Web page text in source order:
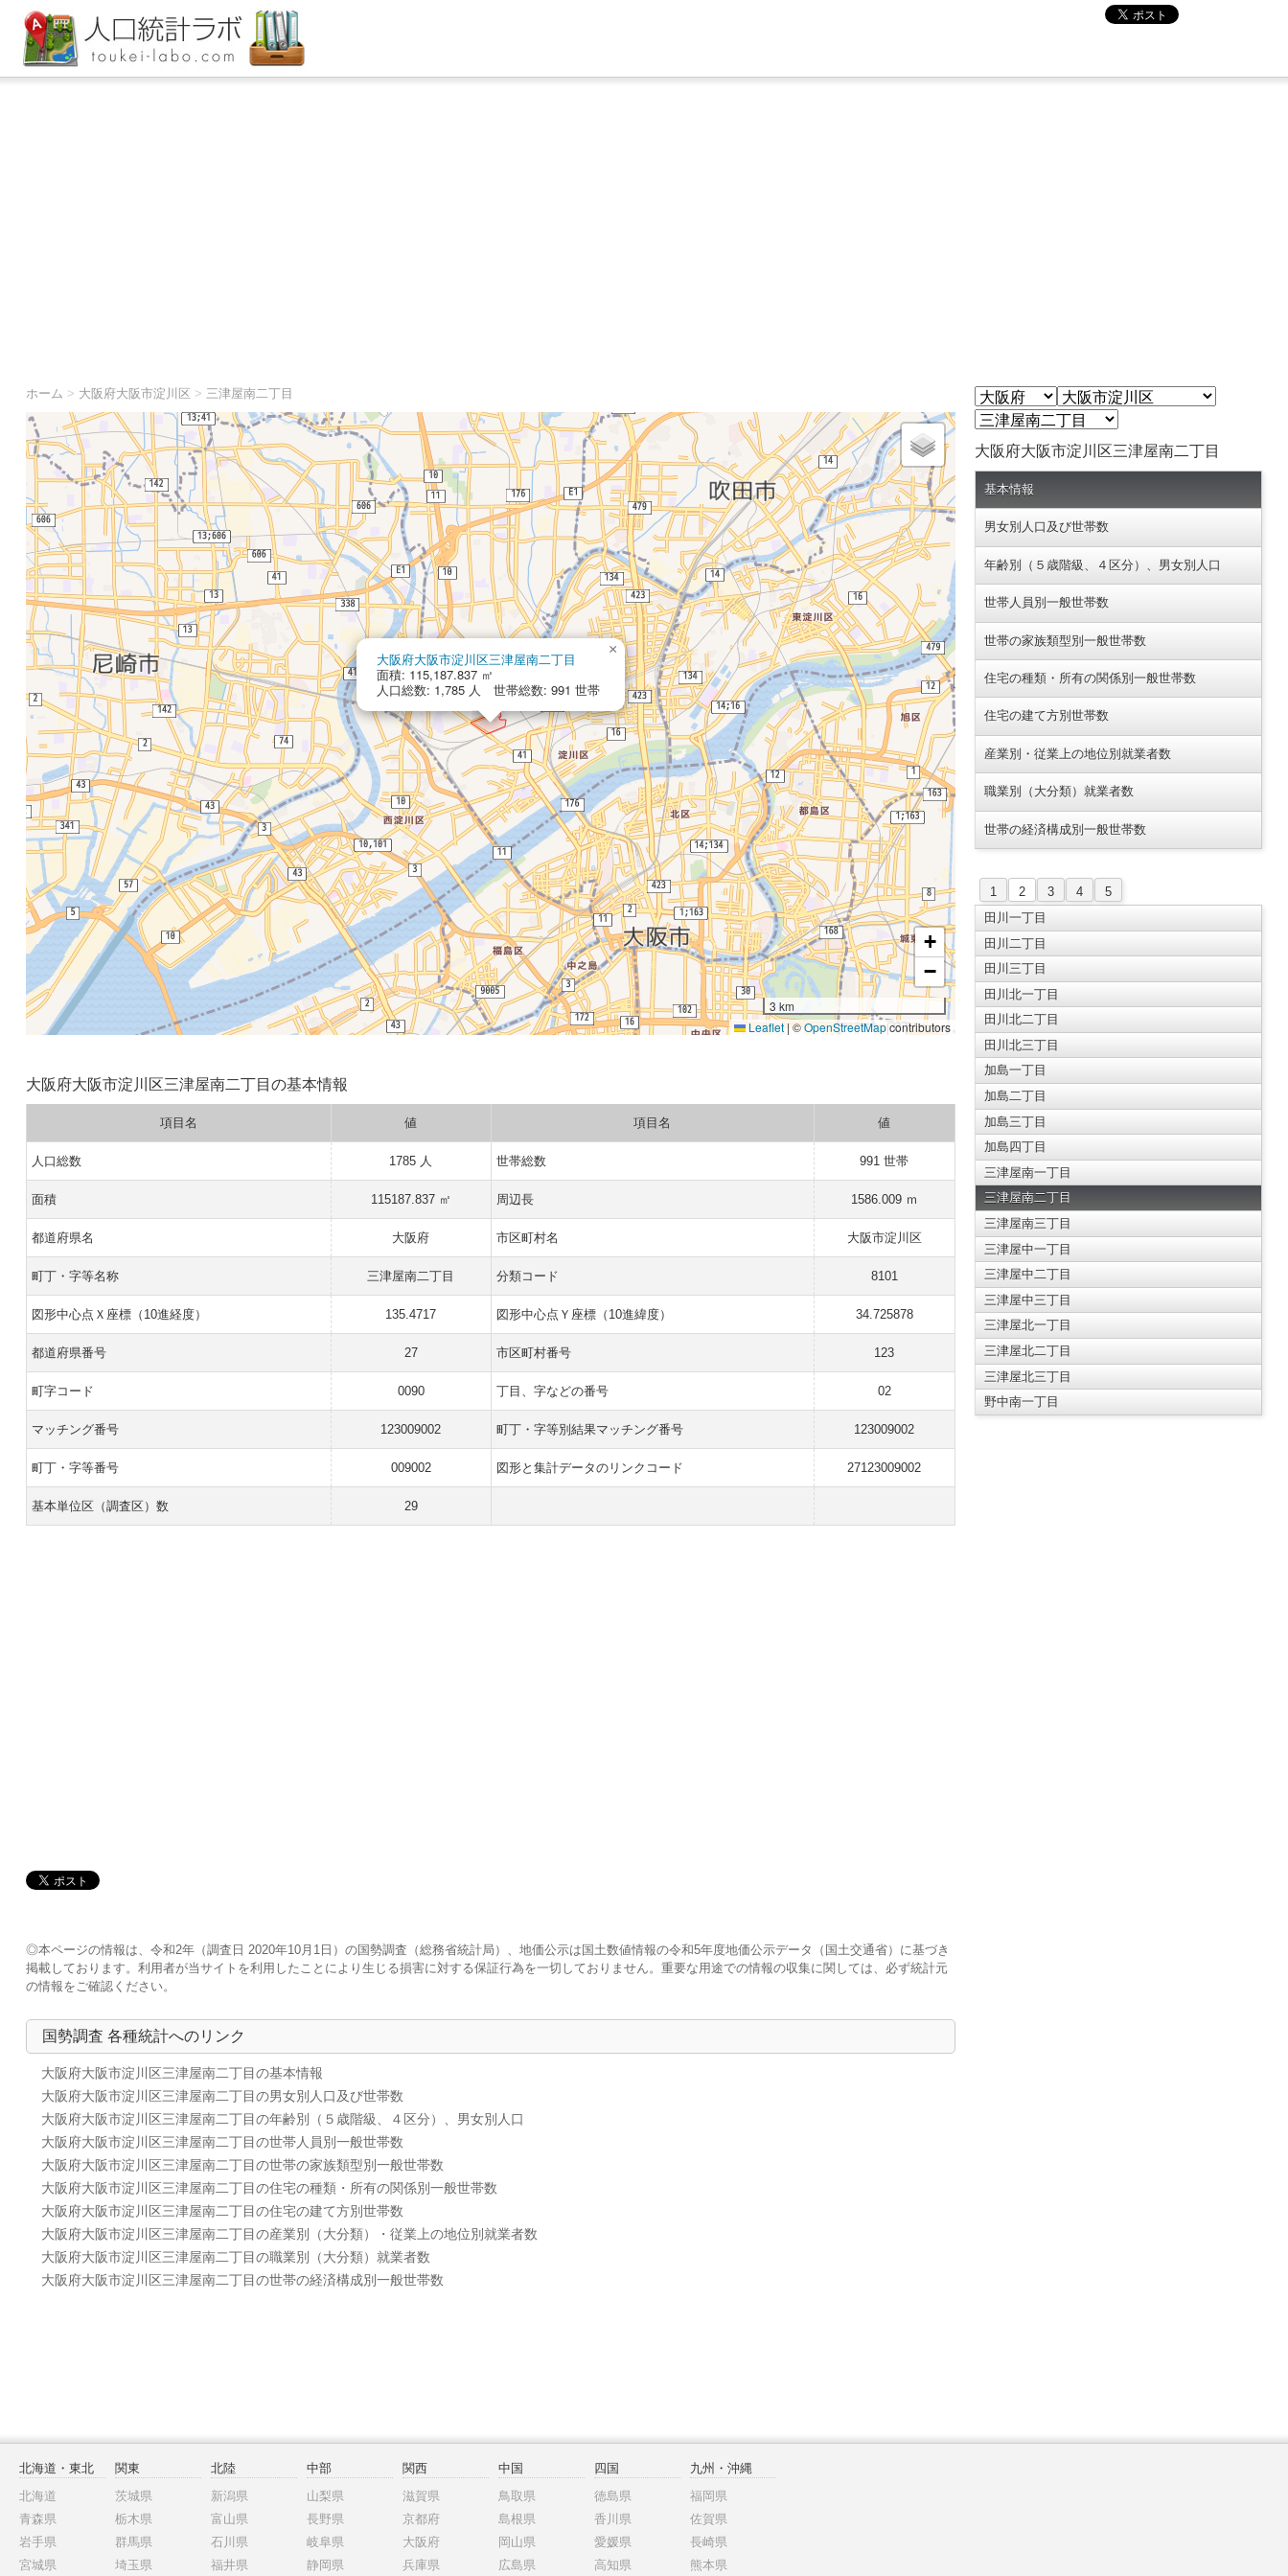
ホーム > 大阪府大阪市淀川区 > 三津屋南二丁目
大阪府大阪市淀川区三津屋南二丁目
面積: 115,187.837 ㎡
人口総数: 1,785 人 世帯総数: 991 世帯
×
+
−
3 km
Leaflet |©OpenStreetMapcontributors
大阪府大阪市淀川区三津屋南二丁目の基本情報
項目名 値 項目名 値
人口総数 1785 人 世帯総数 991 世帯
面積 115187.837 ㎡ 周辺長 1586.009 ｍ
都道府県名 大阪府 市区町村名 大阪市淀川区
町丁・字等名称 三津屋南二丁目 分類コード 8101
図形中心点Ｘ座標（10進経度） 135.4717 図形中心点Ｙ座標（10進緯度） 34.725878
都道府県番号 27 市区町村番号 123
町字コード 0090 丁目、字などの番号 02
マッチング番号 123009002 町丁・字等別結果マッチング番号 123009002
町丁・字等番号 009002 図形と集計データのリンクコード 27123009002
基本単位区（調査区）数 29
◎本ページの情報は、令和2年（調査日 2020年10月1日）の国勢調査（総務省統計局）、地価公示は国土数値情報の令和5年度地価公示データ（国土交通省）に基づき
掲載しております。利用者が当サイトを利用したことにより生じる損害に対する保証行為を一切しておりません。重要な用途での情報の収集に関しては、必ず統計元
の情報をご確認ください。
国勢調査 各種統計へのリンク
大阪府大阪市淀川区三津屋南二丁目の基本情報
大阪府大阪市淀川区三津屋南二丁目の男女別人口及び世帯数
大阪府大阪市淀川区三津屋南二丁目の年齢別（５歳階級、４区分）、男女別人口
大阪府大阪市淀川区三津屋南二丁目の世帯人員別一般世帯数
大阪府大阪市淀川区三津屋南二丁目の世帯の家族類型別一般世帯数
大阪府大阪市淀川区三津屋南二丁目の住宅の種類・所有の関係別一般世帯数
大阪府大阪市淀川区三津屋南二丁目の住宅の建て方別世帯数
大阪府大阪市淀川区三津屋南二丁目の産業別（大分類）・従業上の地位別就業者数
大阪府大阪市淀川区三津屋南二丁目の職業別（大分類）就業者数
大阪府大阪市淀川区三津屋南二丁目の世帯の経済構成別一般世帯数
大阪府大阪市淀川区三津屋南二丁目
基本情報
男女別人口及び世帯数
年齢別（５歳階級、４区分）、男女別人口
世帯人員別一般世帯数
世帯の家族類型別一般世帯数
住宅の種類・所有の関係別一般世帯数
住宅の建て方別世帯数
産業別・従業上の地位別就業者数
職業別（大分類）就業者数
世帯の経済構成別一般世帯数
1 2 3 4
5
田川一丁目
田川二丁目
田川三丁目
田川北一丁目
田川北二丁目
田川北三丁目
加島一丁目
加島二丁目
加島三丁目
加島四丁目
三津屋南一丁目
三津屋南二丁目
三津屋南三丁目
三津屋中一丁目
三津屋中二丁目
三津屋中三丁目
三津屋北一丁目
三津屋北二丁目
三津屋北三丁目
野中南一丁目
北海道・東北
北海道
青森県
岩手県
宮城県
関東
茨城県
栃木県
群馬県
埼玉県
北陸
新潟県
富山県
石川県
福井県
中部
山梨県
長野県
岐阜県
静岡県
関西
滋賀県
京都府
大阪府
兵庫県
中国
鳥取県
島根県
岡山県
広島県
四国
徳島県
香川県
愛媛県
高知県
九州・沖縄
福岡県
佐賀県
長崎県
熊本県